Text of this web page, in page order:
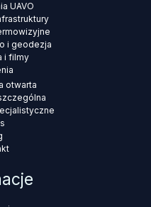
UAVO
i geodezja
i filmy
otwarta